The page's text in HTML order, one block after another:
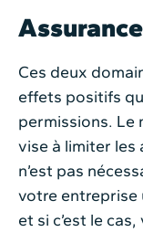
Ces deux
effets positifs
permissions. Le
vise à limiter les
n’est pas
votre entreprise
et si c’est le